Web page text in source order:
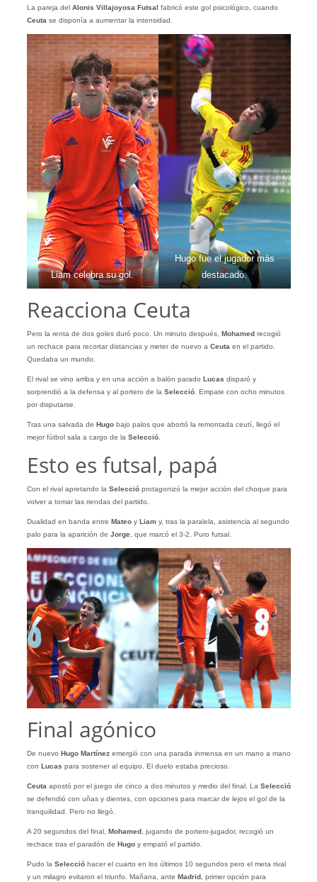
La pareja del Alonis Villajoyosa Futsal fabricó este gol psicológico, cuando
Ceuta se disponía a aumentar la intensidad.
Liam celebra su gol.
Hugo fue el jugador más
destacado.
Reacciona Ceuta
Pero la renta de dos goles duró poco. Un minuto después, Mohamed recogió
un rechace para recortar distancias y meter de nuevo a Ceutaen el partido.
Quedaba un mundo.
El rival se vino arriba y en una acción a balón parado Lucas disparó y
sorprendió a la defensa y al portero de la Selecció. Empate con ocho minutos
por disputarse.
Tras una salvada de Hugobajo palos que abortó la remontada ceutí, llegó el
mejor fútbol sala a cargo de la Selecció.
Esto es futsal, papá
Con el rival apretando la Seleccióprotagonizó la mejor acción del choque para
volver a tomar las riendas del partido.
Dualidad en banda entre Mateoy Liamy, tras la paralela, asistencia al segundo
palo para la aparición de Jorge, que marcó el 3-2. Puro futsal.
Final agónico
De nuevo Hugo Martínezemergió con una parada inmensa en un mano a mano
con Lucas para sostener al equipo. El duelo estaba precioso.
Ceuta apostó por el juego de cinco a dos minutos y medio del final. La Selecció
se defendió con uñas y dientes, con opciones para marcar de lejos el gol de la
tranquilidad. Pero no llegó.
A 20 segundos del final, Mohamed, jugando de portero-jugador, recogió un
rechace tras el paradón de Hugoy empató el partido.
Pudo la Seleccióhacer el cuarto en los últimos 10 segundos pero el meta rival
y un milagro evitaron el triunfo. Mañana, ante Madrid, primer opción para